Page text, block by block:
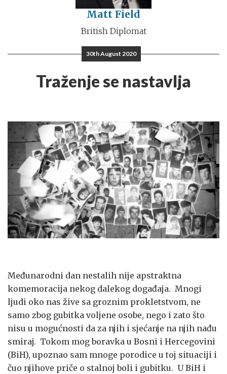
Matt Field
British Diplomat
30th August 2020
Traženje se nastavlja
Međunarodni dan nestalih nije apstraktna
komemoracija nekog dalekog događaja. Mnogi
ljudi oko nas žive sa groznim prokletstvom, ne
samo zbog gubitka voljene osobe, nego i zato što
nisu u mogućnosti da za njih i sjećanje na njih nađu
smiraj. Tokom mog boravka u Bosni i Hercegovini
(BiH), upoznao sam mnoge porodice u toj situaciji i
čuo njihove priče o stalnoj boli i gubitku. U BiH i